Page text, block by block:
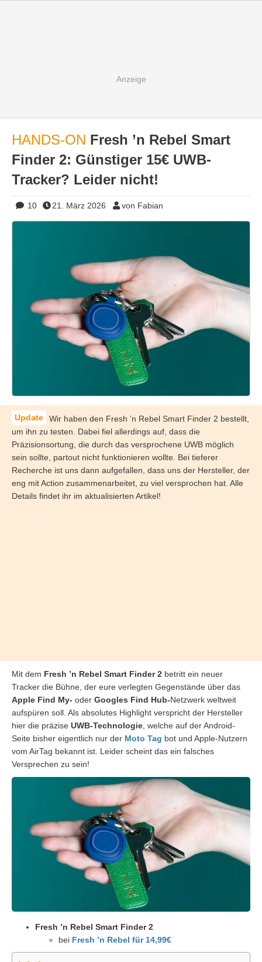
HANDS-ON Fresh ’n Rebel Smart
Finder 2: Günstiger 15€ UWB-
Tracker? Leider nicht!
10 21. März 2026 von Fabian
Wir haben den Fresh ’n Rebel Smart Finder 2 bestellt,
um ihn zu testen. Dabei fiel allerdings auf, dass die
Präzisionsortung, die durch das versprochene UWB möglich
sein sollte, partout nicht funktionieren wollte. Bei tieferer
Recherche ist uns dann aufgefallen, dass uns der Hersteller, der
eng mit Action zusammenarbeitet, zu viel versprochen hat. Alle
Details findet ihr im aktualisierten Artikel!
Mit dem Fresh ’n Rebel Smart Finder 2 betritt ein neuer
Tracker die Bühne, der eure verlegten Gegenstände über das
Apple Find My- oder Googles Find Hub-Netzwerk weltweit
aufspüren soll. Als absolutes Highlight verspricht der Hersteller
hier die präzise UWB-Technologie , welche auf der Android-
Seite bisher eigentlich nur der Moto Tag bot und Apple-Nutzern
vom AirTag bekannt ist. Leider scheint das ein falsches
Versprechen zu sein!
Fresh ’n Rebel Smart Finder 2
bei Fresh ’n Rebel für 14,99€